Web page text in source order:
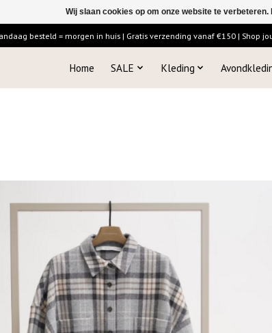
besteld = morgen in huis | Gratis verzending vanaf €150 | Shop
Home SALE Kleding
Wij slaan cookies op om onze website te verbeteren.